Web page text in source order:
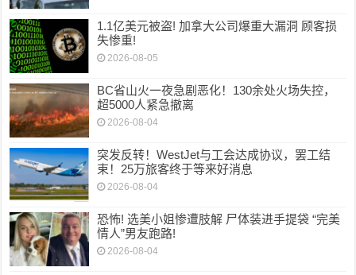
1.1亿美元被盗! 加拿大公司爆重大漏洞 顾客损
失惨重!
2026-08-05
BC省山火一夜急剧恶化！130余处火场失控，
超5000人紧急撤离
2026-08-04
突发反转！WestJet与工会达成协议，罢工结
束！25万旅客终于等来好消息
2026-08-04
恐怖! 选美小姐惨遭肢解 尸体装进手提袋 “完美
情人”男友跑路!
2026-08-04